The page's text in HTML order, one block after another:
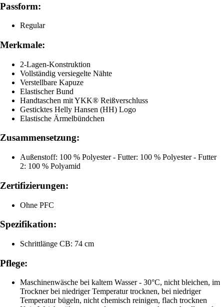
Passform:
Regular
Merkmale:
2-Lagen-Konstruktion
Vollständig versiegelte Nähte
Verstellbare Kapuze
Elastischer Bund
Handtaschen mit YKK® Reißverschluss
Gesticktes Helly Hansen (HH) Logo
Elastische Ärmelbündchen
Zusammensetzung:
Außenstoff: 100 % Polyester - Futter: 100 % Polyester - Futter
2: 100 % Polyamid
Zertifizierungen:
Ohne PFC
Spezifikation:
Schrittlänge CB: 74 cm
Pflege:
Maschinenwäsche bei kaltem Wasser - 30°C, nicht bleichen, im
Trockner bei niedriger Temperatur trocknen, bei niedriger
Temperatur bügeln, nicht chemisch reinigen, flach trocknen